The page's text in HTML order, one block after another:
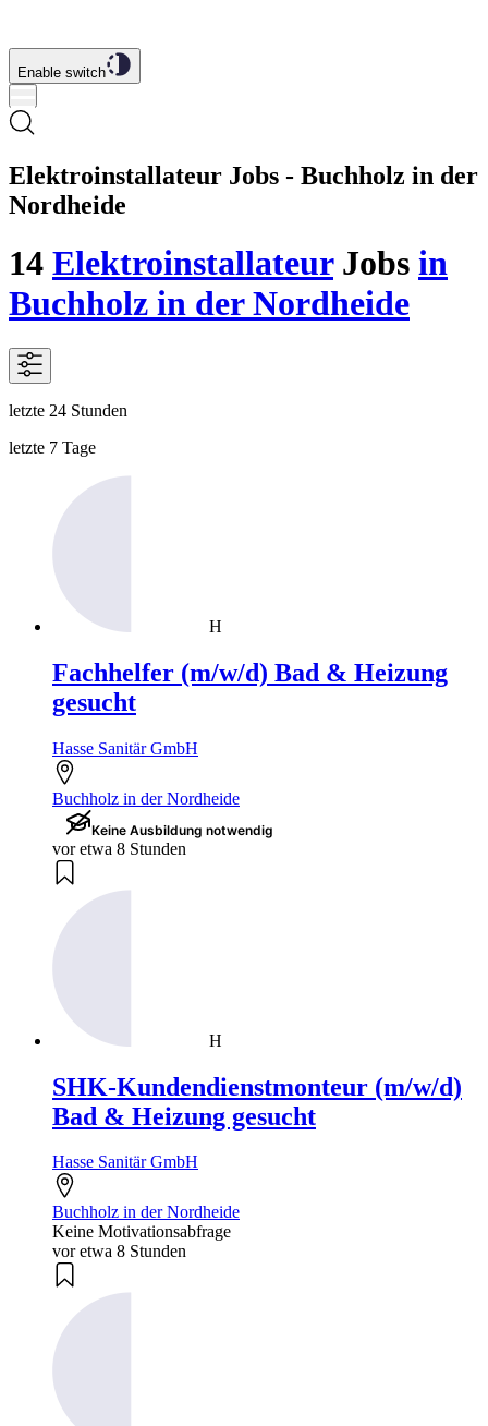
Enable switch
Elektroinstallateur Jobs - Buchholz in der
Nordheide
14 ElektroinstallateurJobs in
Buchholz in der Nordheide
letzte 24 Stunden
letzte 7 Tage
H
Fachhelfer (m/w/d) Bad & Heizung
gesucht
Hasse Sanitär GmbH
Buchholz in der Nordheide
Keine Ausbildung notwendig
vor etwa 8 Stunden
H
SHK-Kundendienstmonteur (m/w/d)
Bad & Heizung gesucht
Hasse Sanitär GmbH
Buchholz in der Nordheide
Keine Motivationsabfrage
vor etwa 8 Stunden